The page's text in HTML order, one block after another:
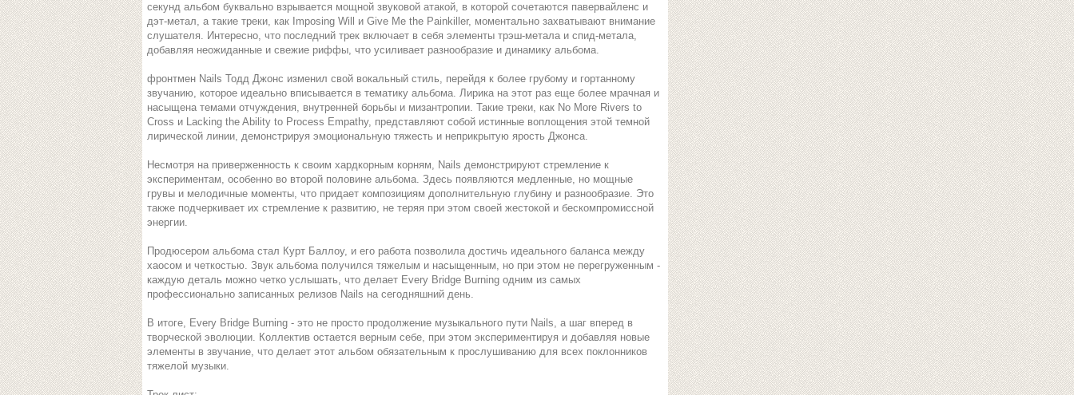
секунд альбом буквально взрывается мощной звуковой атакой, в которой сочетаются павервайленс и
дэт-метал, а такие треки, как Imposing Will и Give Me the Painkiller, моментально захватывают внимание
слушателя. Интересно, что последний трек включает в себя элементы трэш-метала и спид-метала,
добавляя неожиданные и свежие риффы, что усиливает разнообразие и динамику альбома.
фронтмен Nails Тодд Джонс изменил свой вокальный стиль, перейдя к более грубому и гортанному
звучанию, которое идеально вписывается в тематику альбома. Лирика на этот раз еще более мрачная и
насыщена темами отчуждения, внутренней борьбы и мизантропии. Такие треки, как No More Rivers to
Cross и Lacking the Ability to Process Empathy, представляют собой истинные воплощения этой темной
лирической линии, демонстрируя эмоциональную тяжесть и неприкрытую ярость Джонса.
Несмотря на приверженность к своим хардкорным корням, Nails демонстрируют стремление к
экспериментам, особенно во второй половине альбома. Здесь появляются медленные, но мощные
грувы и мелодичные моменты, что придает композициям дополнительную глубину и разнообразие. Это
также подчеркивает их стремление к развитию, не теряя при этом своей жестокой и бескомпромиссной
энергии.
Продюсером альбома стал Курт Баллоу, и его работа позволила достичь идеального баланса между
хаосом и четкостью. Звук альбома получился тяжелым и насыщенным, но при этом не перегруженным -
каждую деталь можно четко услышать, что делает Every Bridge Burning одним из самых
профессионально записанных релизов Nails на сегодняшний день.
В итоге, Every Bridge Burning - это не просто продолжение музыкального пути Nails, а шаг вперед в
творческой эволюции. Коллектив остается верным себе, при этом экспериментируя и добавляя новые
элементы в звучание, что делает этот альбом обязательным к прослушиванию для всех поклонников
тяжелой музыки.